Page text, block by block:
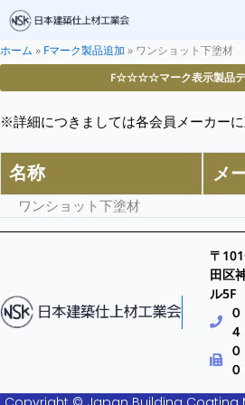
ホーム » Fマーク製品追加 » ワンショット下塗材
F☆☆☆☆マーク表示製品デ
※詳細につきましては各会員メーカーに
名称 メ
ワンショット下塗材
〒
田区
ル5F